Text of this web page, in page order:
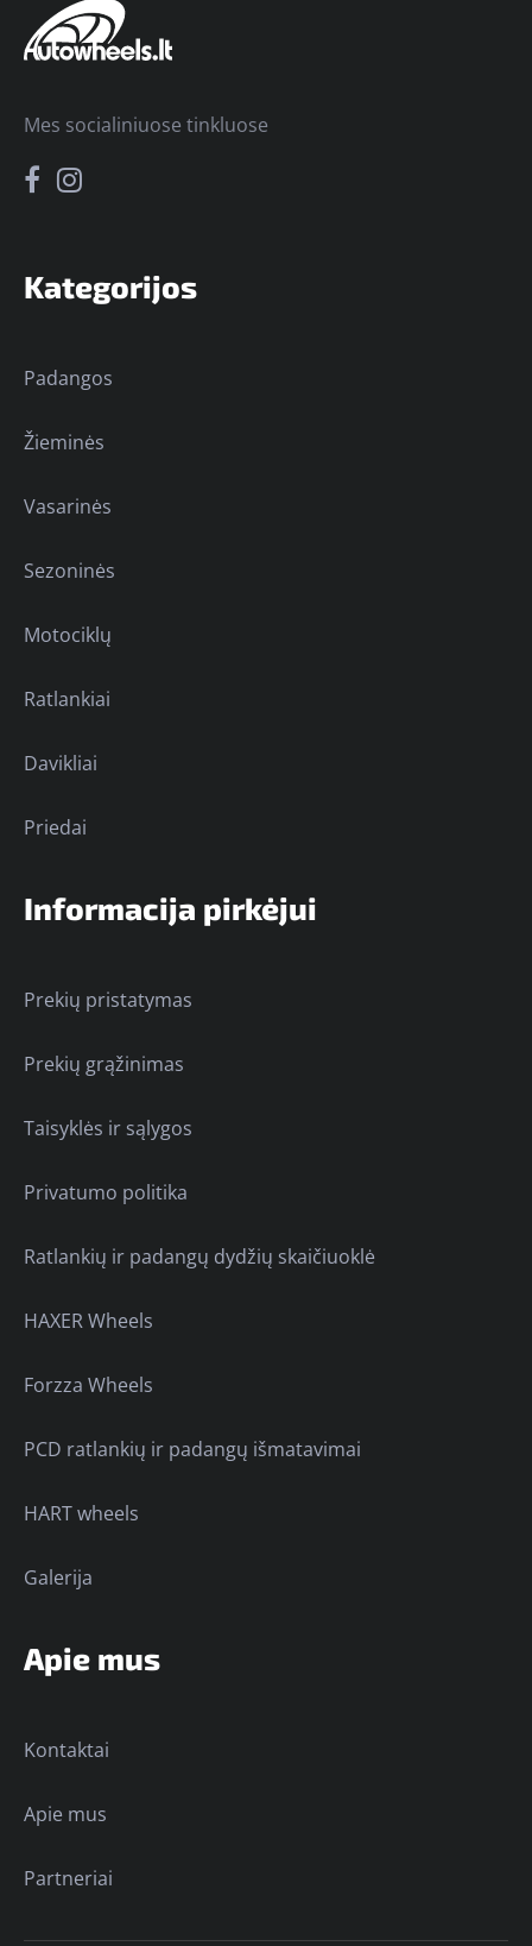
Kategorijos
Padangos
Žieminės
Vasarinės
Sezoninės
Motociklų
Ratlankiai
Davikliai
Priedai
Informacija pirkėjui
Prekių pristatymas
Prekių grąžinimas
Taisyklės ir sąlygos
Privatumo politika
Ratlankių ir padangų dydžių skaičiuoklė
HAXER Wheels
Forzza Wheels
PCD ratlankių ir padangų išmatavimai
HART wheels
Galerija
Apie mus
Kontaktai
Apie mus
Partneriai
Mes socialiniuose tinkluose